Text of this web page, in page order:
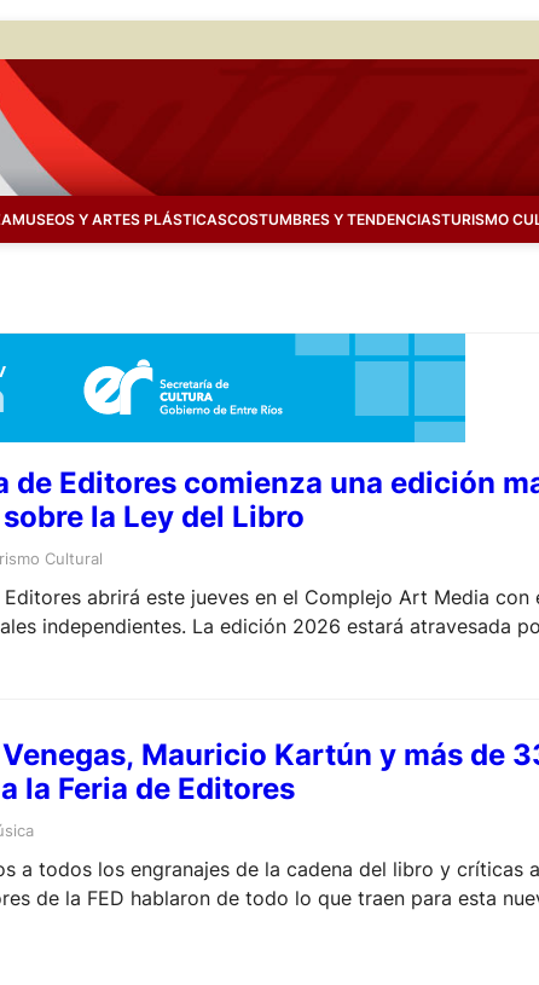
MUSEOS Y ARTES PLÁSTICASCOSTUMBRES Y TENDENCIASTURISMO
de Editores comienza una edición
la Ley del Libro
Cultural
Editores abrirá este jueves en el Complejo Art Media
independientes. La edición 2026 estará atravesada
Mauricio Kartún y más de
la Feria de Editores
a todos los engranajes de la cadena del libro y críticas
de la FED hablaron de todo lo que traen para esta